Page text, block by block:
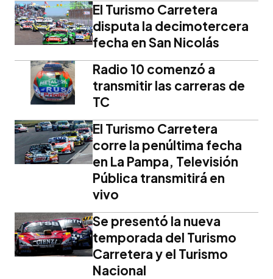
El Turismo Carretera
disputa la decimotercera
fecha en San Nicolás
Radio 10 comenzó a
transmitir las carreras de
TC
El Turismo Carretera
corre la penúltima fecha
en La Pampa, Televisión
Pública transmitirá en
vivo
Se presentó la nueva
temporada del Turismo
Carretera y el Turismo
Nacional